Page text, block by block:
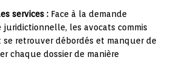
services : Face à la demande
juridictionnelle, les avocats commis
se retrouver débordés et manquer de
chaque dossier de manière